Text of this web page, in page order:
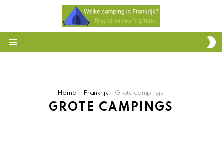
Home Frankrijk Grote campings
GROTE CAMPINGS